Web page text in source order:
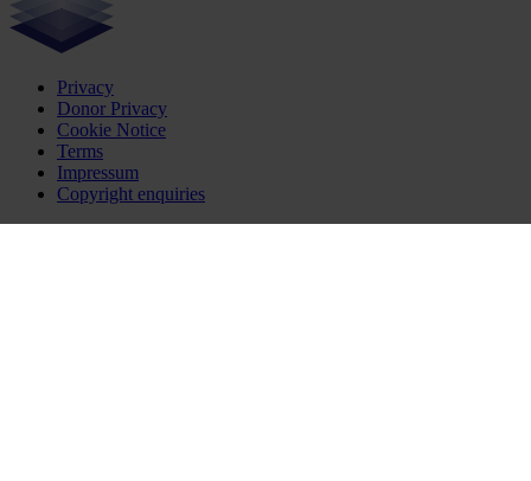
Privacy
Donor Privacy
Cookie Notice
Terms
Impressum
Copyright enquiries